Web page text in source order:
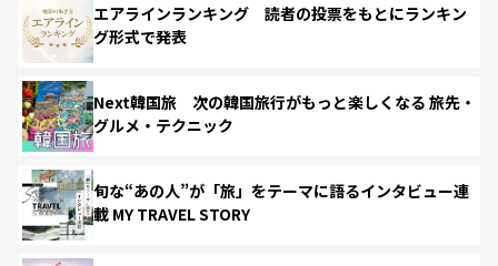
エアラインランキング 読者の投票をもとにランキン
グ形式で発表
Next韓国旅 次の韓国旅行がもっと楽しくなる 旅先・
グルメ・テクニック
旬な“あの人”が「旅」をテーマに語るインタビュー連
載 MY TRAVEL STORY